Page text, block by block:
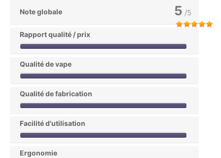
Note globale 5 /5
Rapport qualité / prix
Qualité de vape
Qualité de fabrication
Facilité d'utilisation
Ergonomie